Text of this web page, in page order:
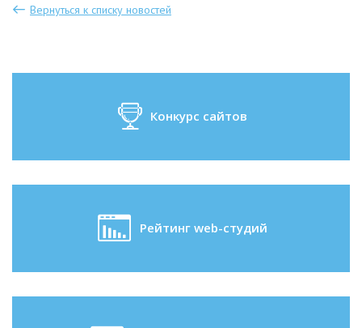
Вернуться к списку новостей
Конкурс сайтов
Рейтинг web-студий